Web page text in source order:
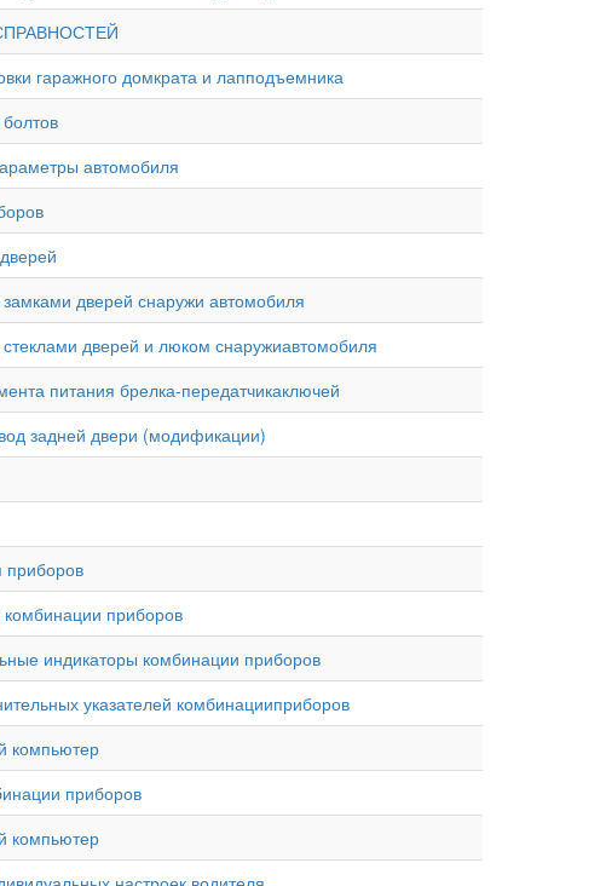
гаражного домкрата и лапподъемника
автомобиля
дверей снаружи автомобиля
дверей и люком снаружиавтомобиля
питания брелка-передатчикаключей
задней двери (модификации)
приборов
приборов
индикаторы комбинации приборов
указателей комбинацииприборов
компьютер
приборов
компьютер